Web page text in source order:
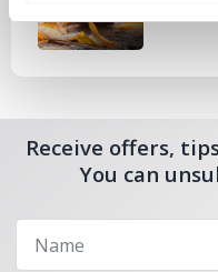
Receive offers,
You can